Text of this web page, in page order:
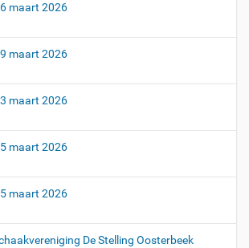
maart 2026
maart 2026
maart 2026
maart 2026
maart 2026
De Stelling Oosterbeek